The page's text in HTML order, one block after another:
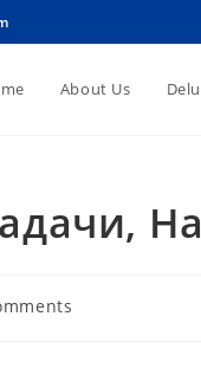
About Us